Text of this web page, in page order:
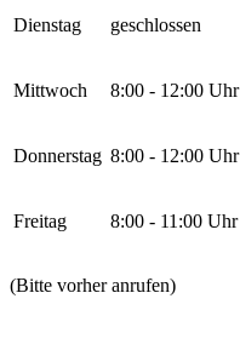
Dienstag geschlossen
Mittwoch 8:00 - 12:00 Uhr
Donnerstag 8:00 - 12:00 Uhr
Freitag 8:00 - 11:00 Uhr
(Bitte vorher anrufen)